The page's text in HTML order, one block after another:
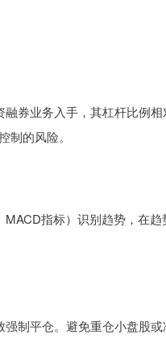
券业务入手，其杠杆比例相
的风险。
指标）识别趋势，在趋
制平仓。避免重仓小盘股或